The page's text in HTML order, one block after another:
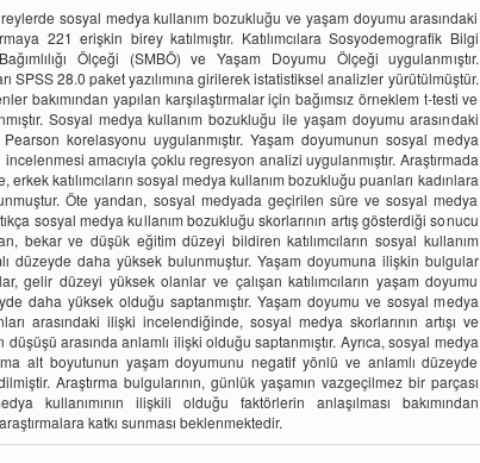
sosyal medya kullanım bozukluğu ve yaşam doyumu arasındaki
221 erişkin birey katılmıştır. Katılımcılara Sosyodemografik Bilgi
Ölçeği (SMBÖ) ve Yaşam Doyumu Ölçeği uygulanmıştır.
SPSS 28.0 paket yazılımına girilerek istatistiksel analizler yürütülmüştür.
bakımından yapılan karşılaştırmalar için bağımsız örneklem t-testi ve
Sosyal medya kullanım bozukluğu ile yaşam doyumu arasındaki
korelasyonu uygulanmıştır. Yaşam doyumunun sosyal medya
incelenmesi amacıyla çoklu regresyon analizi uygulanmıştır. Araştırmada
katılımcıların sosyal medya kullanım bozukluğu puanları kadınlara
Öte yandan, sosyal medyada geçirilen süre ve sosyal medya
sosyal medya kullanım bozukluğu skorlarının artış gösterdiği sonucu
bekar ve düşük eğitim düzeyi bildiren katılımcıların sosyal kullanım
düzeyde daha yüksek bulunmuştur. Yaşam doyumuna ilişkin bulgular
gelir düzeyi yüksek olanlar ve çalışan katılımcıların yaşam doyumu
daha yüksek olduğu saptanmıştır. Yaşam doyumu ve sosyal medya
arasındaki ilişki incelendiğinde, sosyal medya skorlarının artışı ve
düşüşü arasında anlamlı ilişki olduğu saptanmıştır. Ayrıca, sosyal medya
alt boyutunun yaşam doyumunu negatif yönlü ve anlamlı düzeyde
Araştırma bulgularının, günlük yaşamın vazgeçilmez bir parçası
kullanımının ilişkili olduğu faktörlerin anlaşılması bakımından
katkı sunması beklenmektedir.